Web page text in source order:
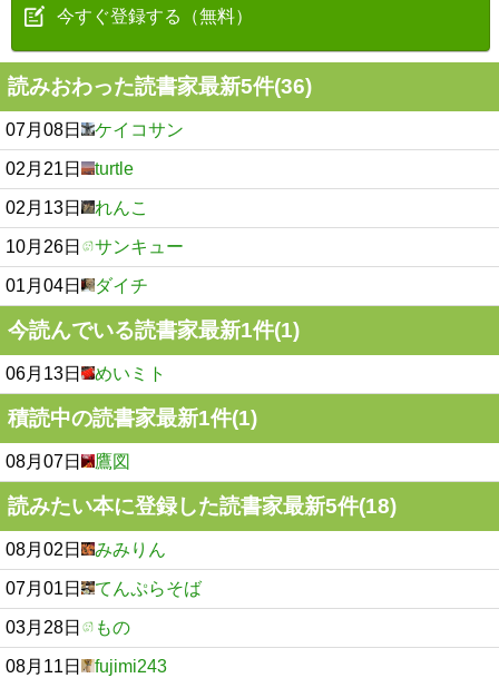
今すぐ登録する（無料）
読みおわった読書家最新5件(36)
07月08日 ケイコサン
02月21日 turtle
02月13日 れんこ
10月26日 サンキュー
01月04日 ダイチ
今読んでいる読書家最新1件(1)
06月13日 めいミト
積読中の読書家最新1件(1)
08月07日 鷹図
読みたい本に登録した読書家最新5件(18)
08月02日 みみりん
07月01日 てんぷらそば
03月28日 もの
08月11日 fujimi243